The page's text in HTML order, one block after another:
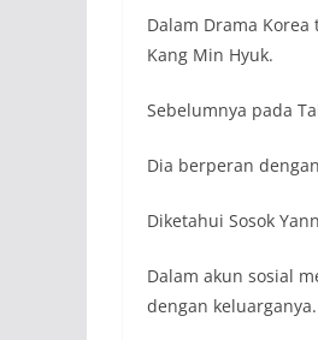
Dalam Drama
Kang Min Hyuk.
Sebelumnya pada
Dia berperan
Diketahui Sosok
Dalam akun sosial
dengan keluarganya.